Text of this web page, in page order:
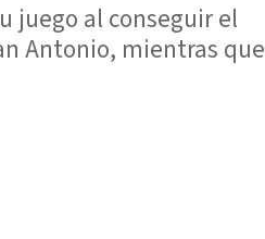
juego al conseguir el
Antonio, mientras que